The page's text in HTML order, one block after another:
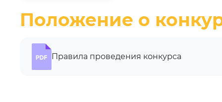
Положение о
Правила проведения конкурса